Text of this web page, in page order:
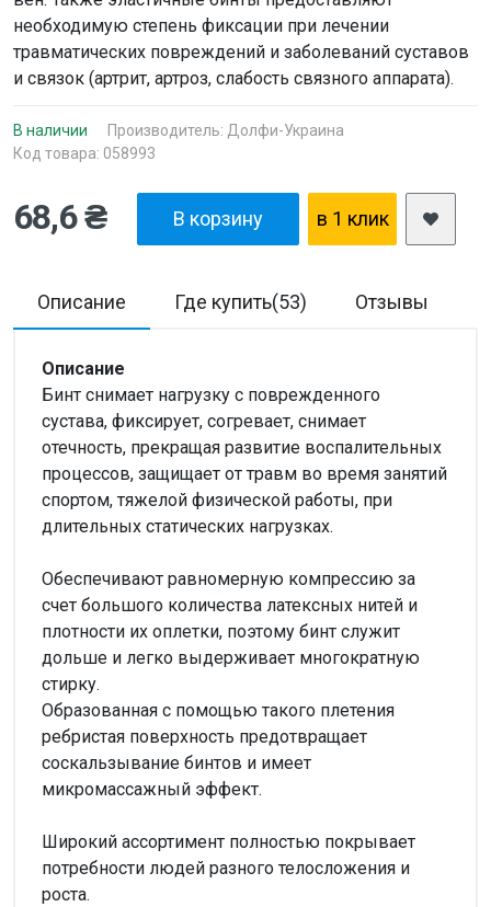
необходимую степень фиксации при лечении
травматических повреждений и заболеваний суставов
и связок (артрит, артроз, слабость связного аппарата).
В наличии Производитель: Долфи-Украина
Код товара: 058993
68,6 ₴ В корзину в 1 клик
Описание Где купить(53) Отзывы
Описание
Бинт снимает нагрузку с поврежденного
сустава, фиксирует, согревает, снимает
отечность, прекращая развитие воспалительных
процессов, защищает от травм во время занятий
спортом, тяжелой физической работы, при
длительных статических нагрузках.
Обеспечивают равномерную компрессию за
счет большого количества латексных нитей и
плотности их оплетки, поэтому бинт служит
дольше и легко выдерживает многократную
стирку.
Образованная с помощью такого плетения
ребристая поверхность предотвращает
соскальзывание бинтов и имеет
микромассажный эффект.
Широкий ассортимент полностью покрывает
потребности людей разного телосложения и
роста.